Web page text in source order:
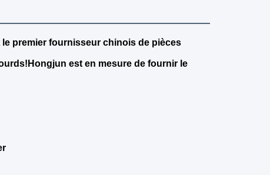
premier fournisseur chinois de pièces
est en mesure de fournir le